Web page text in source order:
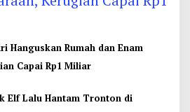
Hanguskan Rumah dan Enam
Capai Rp1 Miliar
Elf Lalu Hantam Tronton di